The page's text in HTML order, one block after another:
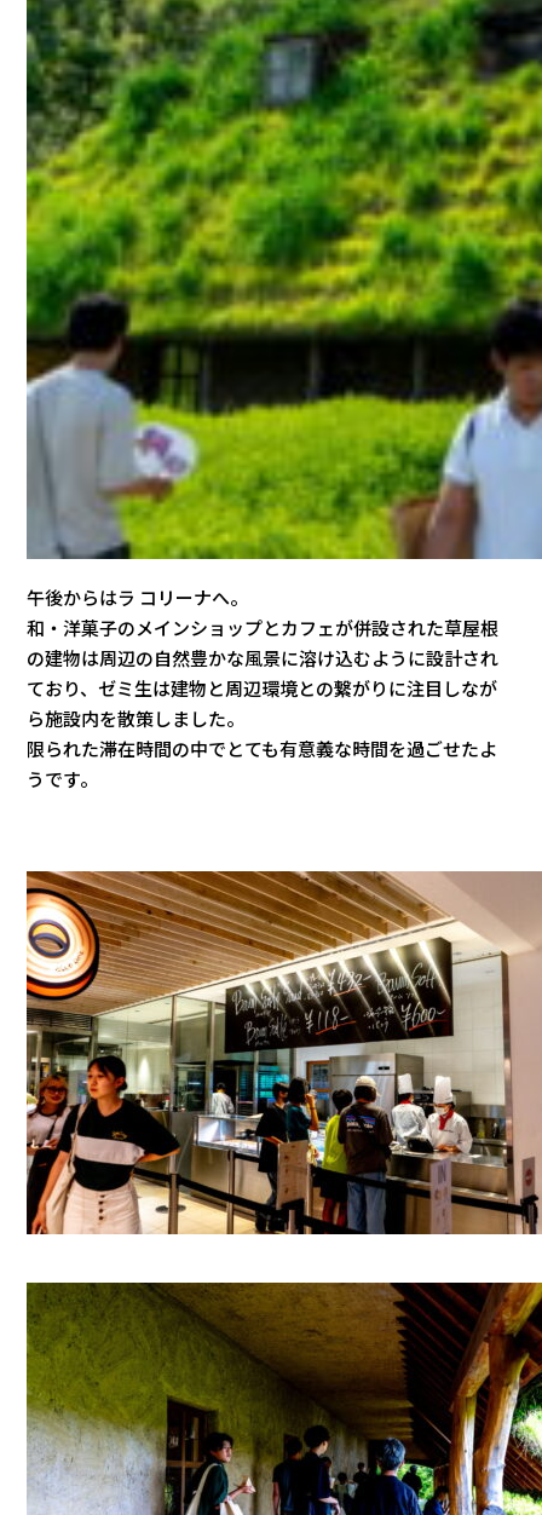
午後からはラ コリーナへ。
和・洋菓子のメインショップとカフェが併設された草屋根
の建物は周辺の自然豊かな風景に溶け込むように設計され
ており、ゼミ生は建物と周辺環境との繋がりに注目しなが
ら施設内を散策しました。
限られた滞在時間の中でとても有意義な時間を過ごせたよ
うです。